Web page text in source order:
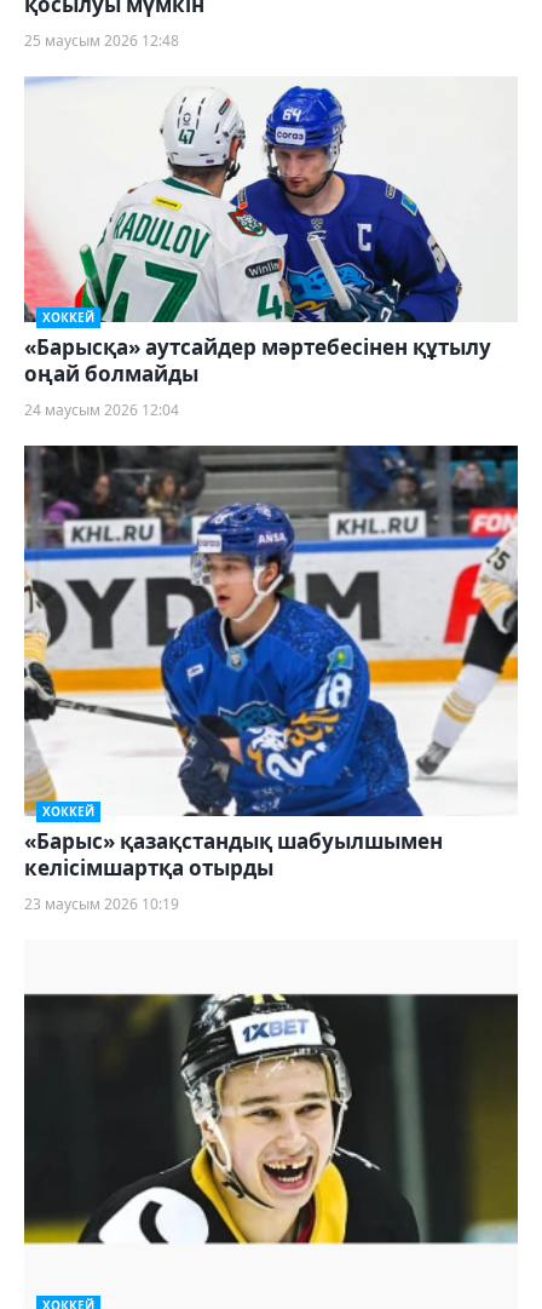
25 маусым 2026 12:48
ХОККЕЙ
«Барысқа» аутсайдер мәртебесінен құтылу
оңай болмайды
24 маусым 2026 12:04
ХОККЕЙ
«Барыс» қазақстандық шабуылшымен
келісімшартқа отырды
23 маусым 2026 10:19
ХОККЕЙ